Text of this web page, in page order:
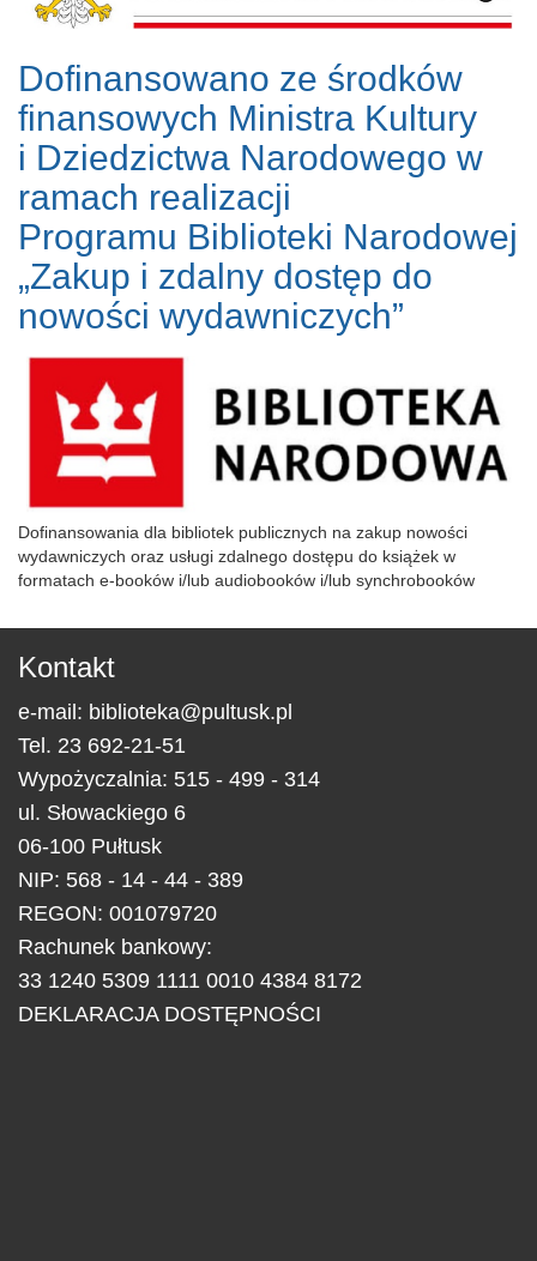
Dofinansowano ze środków
finansowych Ministra Kultury
i Dziedzictwa Narodowego w
ramach realizacji
Programu Biblioteki Narodowej
„Zakup i zdalny dostęp do
nowości wydawniczych”
Dofinansowania dla bibliotek publicznych na zakup nowości
wydawniczych oraz usługi zdalnego dostępu do książek w
formatach e-booków i/lub audiobooków i/lub synchrobooków
Kontakt
e-mail: biblioteka@pultusk.pl
Tel. 23 692-21-51
Wypożyczalnia: 515 - 499 - 314
ul. Słowackiego 6
06-100 Pułtusk
NIP: 568 - 14 - 44 - 389
REGON: 001079720
Rachunek bankowy:
33 1240 5309 1111 0010 4384 8172
DEKLARACJA DOSTĘPNOŚCI